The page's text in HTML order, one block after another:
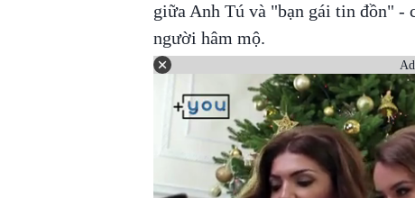
giữa Anh Tú và "bạn gái tin đồn" -
người hâm mộ.